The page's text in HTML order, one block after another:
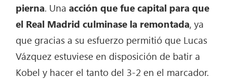
pierna. Unaacción que fue capital para que
el Real Madrid culminase la remontada, ya
que gracias a su esfuerzo permitió que Lucas
Vázquez estuviese en disposición de batir a
Kobel y hacer el tanto del 3-2 en el marcador.